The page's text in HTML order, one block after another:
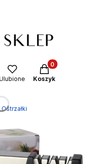
wyszukiwarkęProdukty w
Koszyk
Ostrzałki